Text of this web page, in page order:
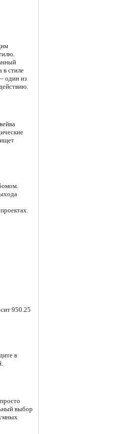
в стиле
один из
950.25
в
выбор